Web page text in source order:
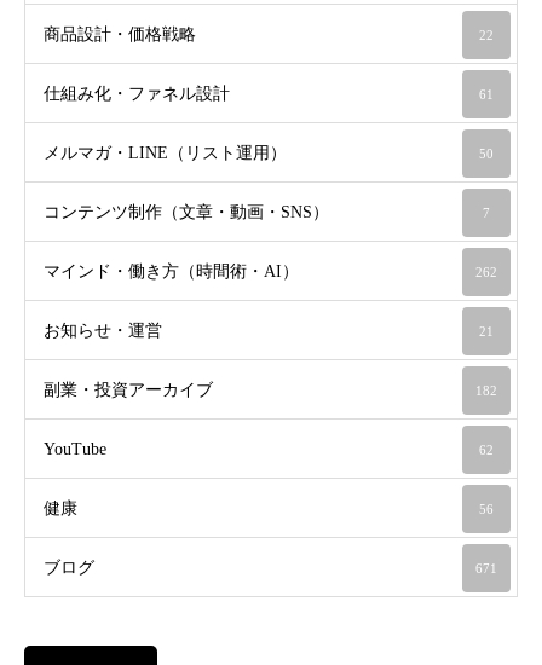
商品設計・価格戦略 22
仕組み化・ファネル設計 61
メルマガ・LINE（リスト運用） 50
コンテンツ制作（文章・動画・SNS） 7
マインド・働き方（時間術・AI） 262
お知らせ・運営 21
副業・投資アーカイブ 182
YouTube 62
健康 56
ブログ 671